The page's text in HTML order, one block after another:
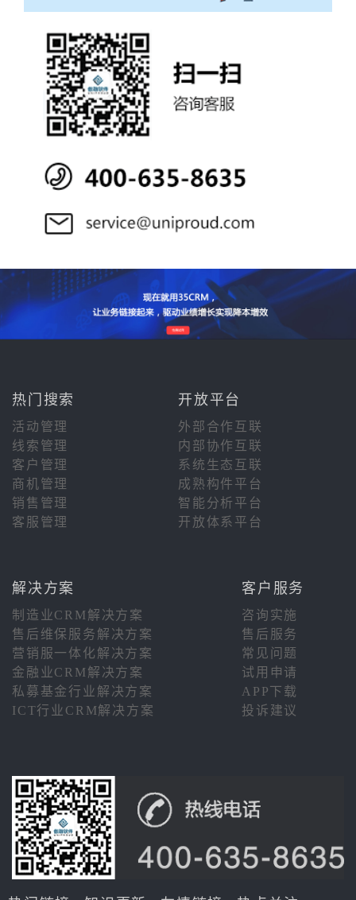
热门搜索 开放平台
活动管理
外部合作互联
线索管理
内部协作互联
客户管理
系统生态互联
商机管理
成熟构件平台
销售管理
智能分析平台
客服管理
开放体系平台
解决方案 客户服务
制造业CRM解决方案
咨询实施
售后维保服务解决方案
售后服务
营销服一体化解决方案
常见问题
金融业CRM解决方案
试用申请
私募基金行业解决方案
APP下载
ICT行业CRM解决方案
投诉建议